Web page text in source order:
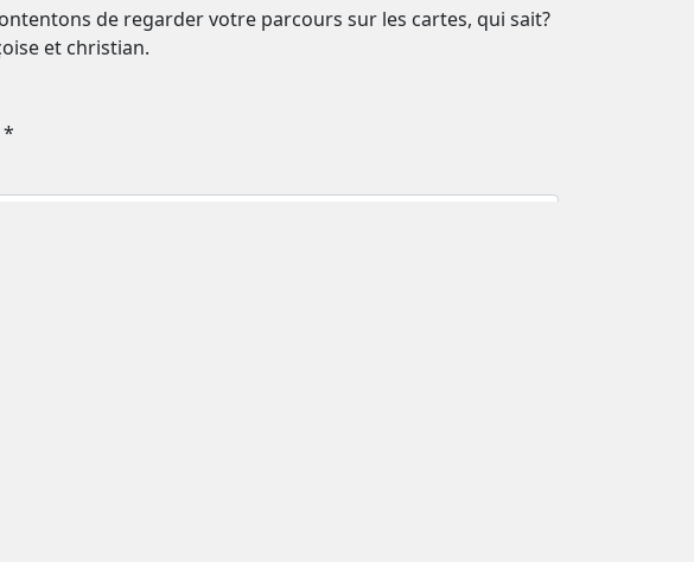
de regarder votre parcours sur les cartes, qui sait?
et christian.
*